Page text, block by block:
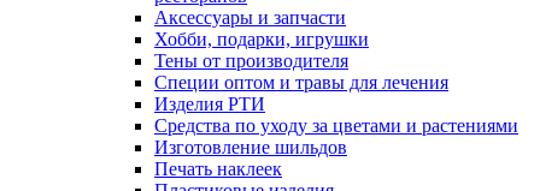
Аксессуары и запчасти
Хобби, подарки, игрушки
Тены от производителя
Специи оптом и травы для лечения
Изделия РТИ
Средства по уходу за цветами и растениями
Изготовление шильдов
Печать наклеек